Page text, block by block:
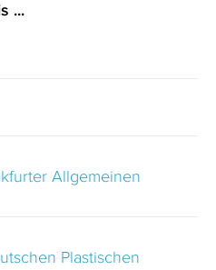
...
Allgemeinen
Plastischen